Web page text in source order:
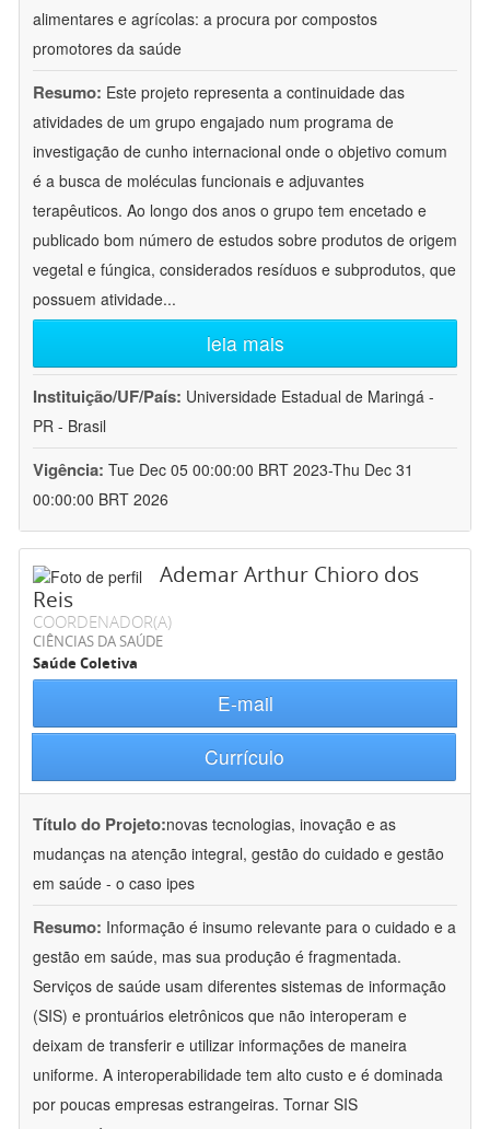
alimentares e agrícolas: a procura por compostos
promotores da saúde
Resumo: Este projeto representa a continuidade das
atividades de um grupo engajado num programa de
investigação de cunho internacional onde o objetivo comum
é a busca de moléculas funcionais e adjuvantes
terapêuticos. Ao longo dos anos o grupo tem encetado e
publicado bom número de estudos sobre produtos de origem
vegetal e fúngica, considerados resíduos e subprodutos, que
possuem atividade...
leia mais
Instituição/UF/País: Universidade Estadual de Maringá -
PR - Brasil
Vigência: Tue Dec 05 00:00:00 BRT 2023-Thu Dec 31
00:00:00 BRT 2026
Ademar Arthur Chioro dos
Reis
COORDENADOR(A)
CIÊNCIAS DA SAÚDE
Saúde Coletiva
E-mail
Currículo
Título do Projeto:novas tecnologias, inovação e as
mudanças na atenção integral, gestão do cuidado e gestão
em saúde - o caso ipes
Resumo: Informação é insumo relevante para o cuidado e a
gestão em saúde, mas sua produção é fragmentada.
Serviços de saúde usam diferentes sistemas de informação
(SIS) e prontuários eletrônicos que não interoperam e
deixam de transferir e utilizar informações de maneira
uniforme. A interoperabilidade tem alto custo e é dominada
por poucas empresas estrangeiras. Tornar SIS